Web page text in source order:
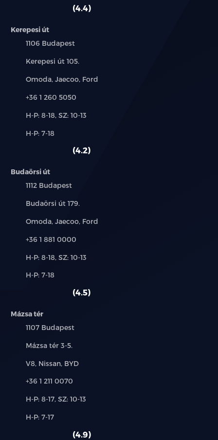
fűthető kormány
fűthető tükör
guminyomás-ellenőrző rendszer
hátsó fejtámlák
holttér-figyelő rendszer
ISOFIX rendszer
kihangosító
kikapcsolható légzsák
középső kartámasz
kulcsnélküli nyitórendszer
LED fényszóró
menetfény
MP3 lejátszás
4.4
Kerepesi út
Település:
1106 Budapest
Cím:
Kerepesi út 105.
Márkák:
Omoda, Jaecoo, Ford
Telefon:
+36 1 260 5050
Új-
használt
H-P: 8-18, SZ: 10-13
Alkatrész,
H-P: 7-18
4.2
Budaörsi út
Település:
1112 Budapest
Cím:
Budaörsi út 179.
Márkák:
Omoda, Jaecoo, Ford
Telefon:
+36 1 881 0000
Új-
használt
H-P: 8-18, SZ: 10-13
Alkatrész,
H-P: 7-18
4.5
Mázsa tér
Település:
1107 Budapest
Cím:
Mázsa tér 3-5.
Márkák:
V8, Nissan, BYD
Telefon:
+36 1 211 0070
Új-
használt
H-P: 8-17, SZ: 10-13
Alkatrész,
H-P: 7-17
4.9